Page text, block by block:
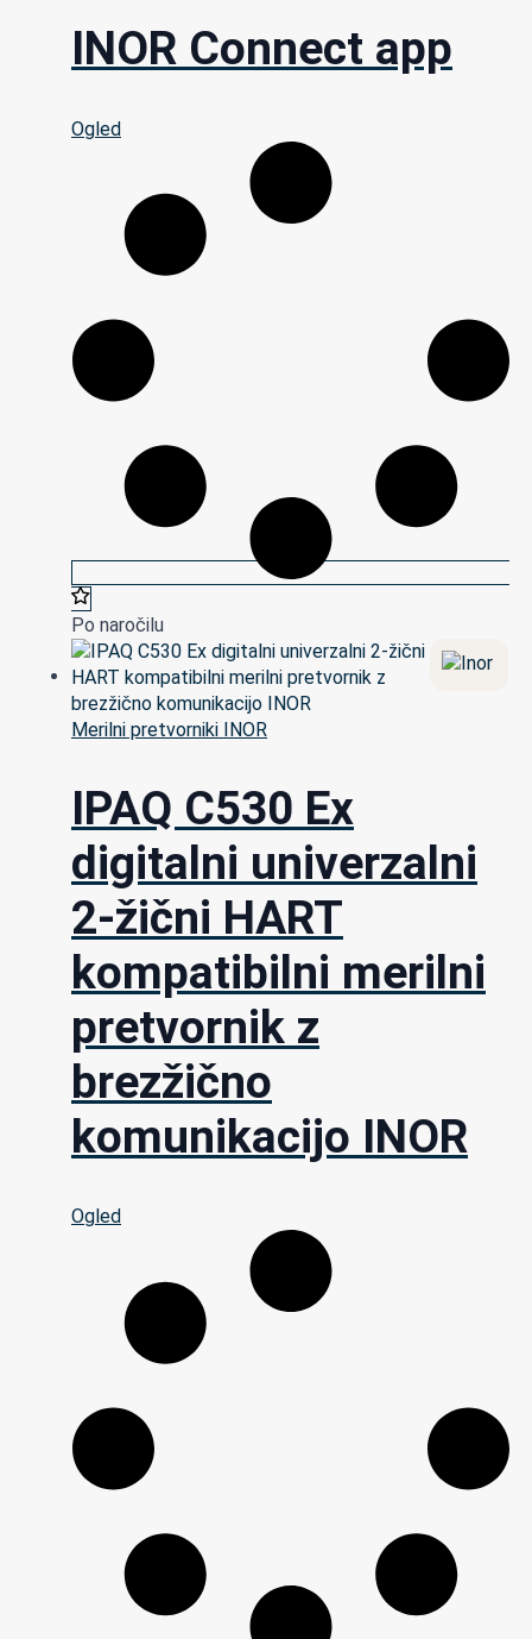
INOR Connect app
Ogled
Po naročilu
Merilni pretvorniki INOR
IPAQ C530 Ex
digitalni univerzalni
2-žični HART
kompatibilni merilni
pretvornik z
brezžično
komunikacijo INOR
Ogled